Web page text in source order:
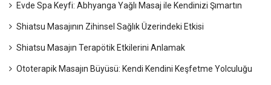
Evde Spa Keyfi: Abhyanga Yağlı Masaj ile Kendinizi Şımartın
Shiatsu Masajının Zihinsel Sağlık Üzerindeki Etkisi
Shiatsu Masajın Terapötik Etkilerini Anlamak
Ototerapik Masajın Büyüsü: Kendi Kendini Keşfetme Yolculuğu